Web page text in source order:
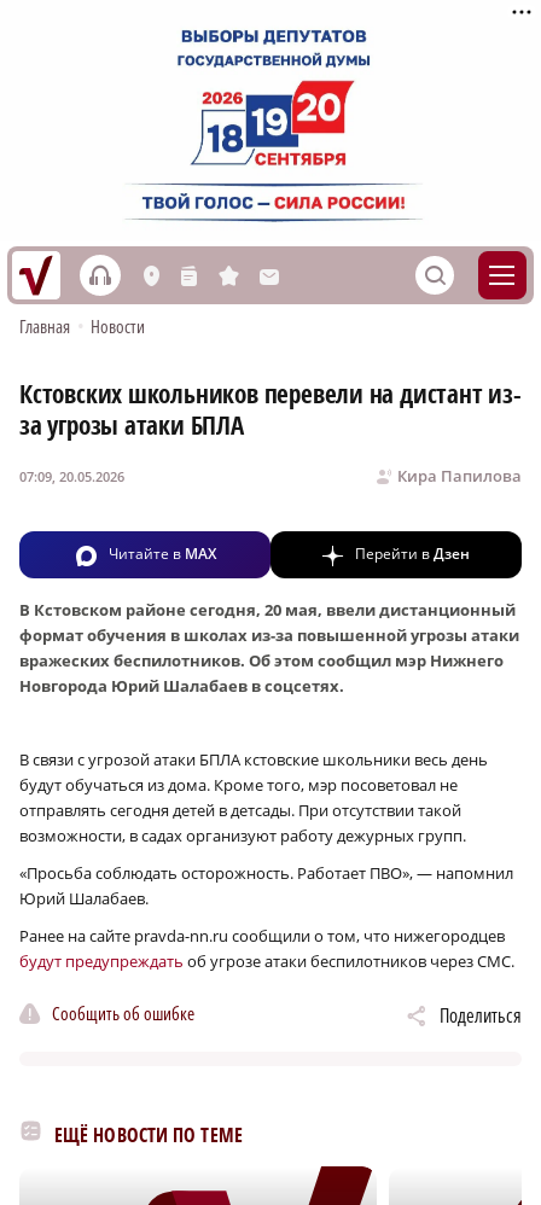
h L n s M S
Главная • Новости
Кстовских школьников перевели на дистант из-
за угрозы атаки БПЛА
Кира Папилова
07:09, 20.05.2026
Читайте в MAX Перейти вДзен
В Кстовском районе сегодня, 20 мая, ввели дистанционный
формат обучения в школах из-за повышенной угрозы атаки
вражеских беспилотников. Об этом сообщил мэр Нижнего
Новгорода Юрий Шалабаев в соцсетях.
В связи с угрозой атаки БПЛА кстовские школьники весь день
будут обучаться из дома. Кроме того, мэр посоветовал не
отправлять сегодня детей в детсады. При отсутствии такой
возможности, в садах организуют работу дежурных групп.
«Просьба соблюдать осторожность. Работает ПВО», — напомнил
Юрий Шалабаев.
Ранее на сайте pravda-nn.ru сообщили о том, что нижегородцев
будут предупреждать об угрозе атаки беспилотников через СМС.
Сообщить об ошибке Поделиться
ЕЩЁ НОВОСТИ ПО ТЕМЕ